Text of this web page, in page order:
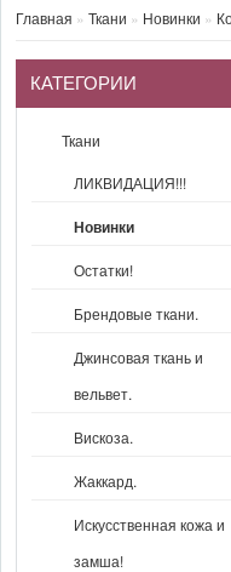
Главная » Ткани » Новинки »
КАТЕГОРИИ
Ткани
ЛИКВИДАЦИЯ!!!
Новинки
Остатки!
Брендовые ткани.
Джинсовая ткань и
вельвет.
Вискоза.
Жаккард.
Искусственная кожа и
замша!